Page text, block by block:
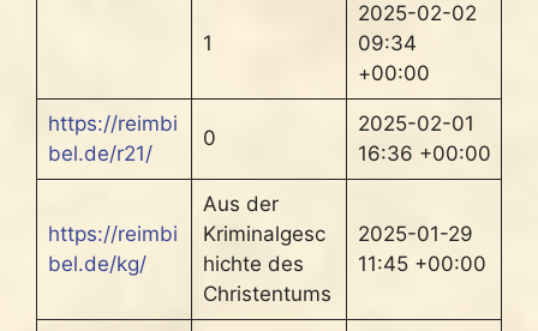
1
2025-02-02
09:34
+00:00
https://reimbi
bel.de/r21/
0
2025-02-01
16:36 +00:00
https://reimbi
bel.de/kg/
Aus der
Kriminalgesc
hichte des
Christentums
2025-01-29
11:45 +00:00